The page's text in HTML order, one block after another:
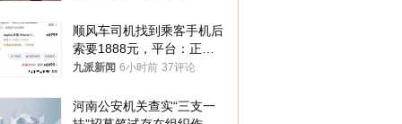
顺风车司机找到乘客手机后
索要1888元，平台：正和
司机沟通协商
九派新闻 6小时前 37评论
河南公安机关查实“三支一